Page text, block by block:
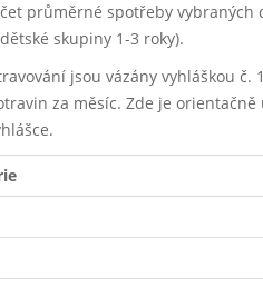
průměrné spotřeby
skupiny 1-3 roky).
jsou vázány vyhláškou
za měsíc. Zde je